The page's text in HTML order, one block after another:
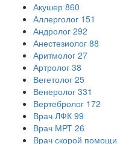
Акушер 860
Аллерголог 151
Андролог 292
Анестезиолог 88
Аритмолог 27
Артролог 38
Вегетолог 25
Венеролог 331
Вертебролог 172
Врач ЛФК 99
Врач МРТ 26
Врач скорой помощи